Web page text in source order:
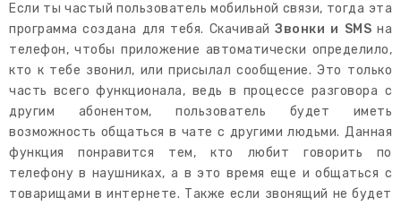
Если ты частый пользователь мобильной связи, тогда эта
программа создана для тебя. СкачивайЗвонки и SMS на
телефон, чтобы приложение автоматически определило,
кто к тебе звонил, или присылал сообщение. Это только
часть всего функционала, ведь в процессе разговора с
другим абонентом, пользователь будет иметь
возможность общаться в чате с другими людьми. Данная
функция понравится тем, кто любит говорить по
телефону в наушниках, а в это время еще и общаться с
товарищами в интернете. Также если звонящий не будет